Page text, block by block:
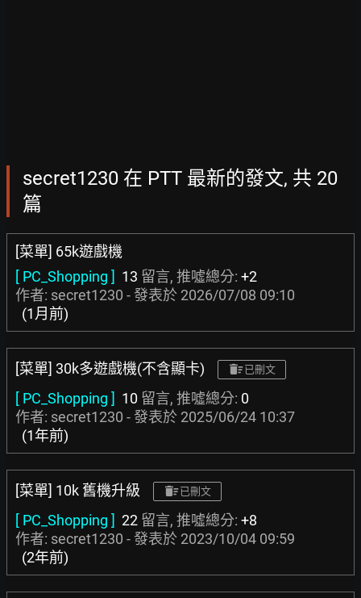
secret1230 在 PTT 最新的發文, 共 20
篇
[菜單] 65k遊戲機
[ PC_Shopping ] 13 留言, 推噓總分: +2
作者: secret1230 - 發表於 2026/07/08 09:10
(1月前)
[菜單] 30k多遊戲機(不含顯卡) 已刪文
[ PC_Shopping ] 10 留言, 推噓總分: 0
作者: secret1230 - 發表於 2025/06/24 10:37
(1年前)
[菜單] 10k 舊機升級 已刪文
[ PC_Shopping ] 22 留言, 推噓總分: +8
作者: secret1230 - 發表於 2023/10/04 09:59
(2年前)